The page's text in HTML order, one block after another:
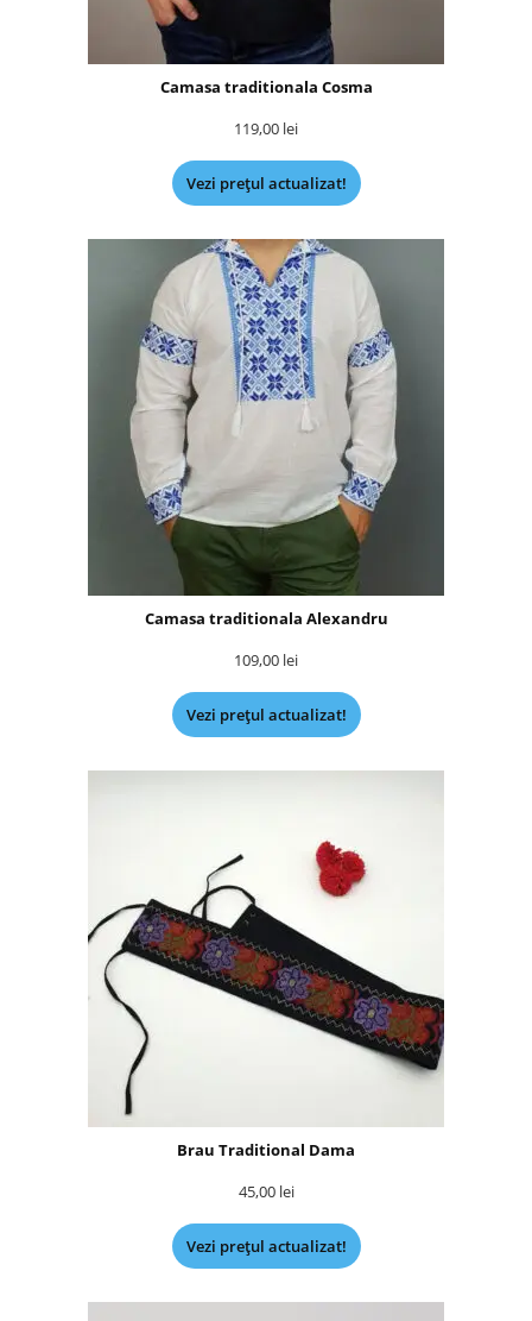
Camasa traditionala Cosma
119,00 lei
Vezi prețul actualizat!
Camasa traditionala Alexandru
109,00 lei
Vezi prețul actualizat!
Brau Traditional Dama
45,00 lei
Vezi prețul actualizat!